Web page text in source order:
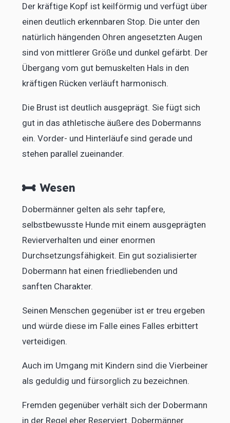
Der kräftige Kopf ist keilförmig und verfügt über
einen deutlich erkennbaren Stop. Die unter den
natürlich hängenden Ohren angesetzten Augen
sind von mittlerer Größe und dunkel gefärbt. Der
Übergang vom gut bemuskelten Hals in den
kräftigen Rücken verläuft harmonisch.
Die Brust ist deutlich ausgeprägt. Sie fügt sich
gut in das athletische äußere des Dobermanns
ein. Vorder- und Hinterläufe sind gerade und
stehen parallel zueinander.
Wesen
Dobermänner gelten als sehr tapfere,
selbstbewusste Hunde mit einem ausgeprägten
Revierverhalten und einer enormen
Durchsetzungsfähigkeit. Ein gut sozialisierter
Dobermann hat einen friedliebenden und
sanften Charakter.
Seinen Menschen gegenüber ist er treu ergeben
und würde diese im Falle eines Falles erbittert
verteidigen.
Auch im Umgang mit Kindern sind die Vierbeiner
als geduldig und fürsorglich zu bezeichnen.
Fremden gegenüber verhält sich der Dobermann
in der Regel eher Reserviert. Dobermänner